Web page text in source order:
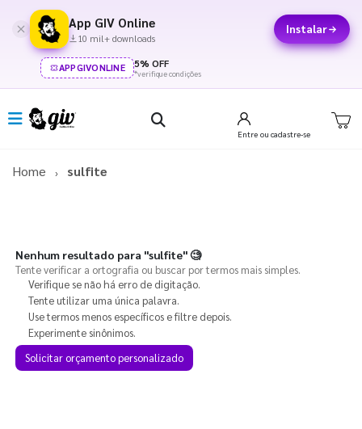
App GIV Online
10 mil+ downloads
Instalar
APPGIVONLINE 5% OFF
*verifique condições
Entre ou cadastre-se
Home sulfite
Nenhum resultado para "sulfite"🧐
Tente verificar a ortografia ou buscar por termos mais simples.
Verifique se não há erro de digitação.
Tente utilizar uma única palavra.
Use termos menos específicos e filtre depois.
Experimente sinônimos.
Solicitar orçamento personalizado